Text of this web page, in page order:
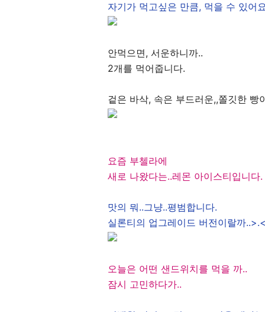
자기가 먹고싶은 만큼, 먹을 수 있어
안먹으면, 서운하니까..
2개를 먹어줍니다.
겉은 바삭, 속은 부드러운,,쫄깃한 빵
요즘 부첼라에
새로 나왔다는..레몬 아이스티입니다.
맛의 뭐..그냥..평범합니다.
실론티의 업그레이드 버전이랄까
오늘은 어떤 샌드위치를 먹을 까..
잠시 고민하다가..